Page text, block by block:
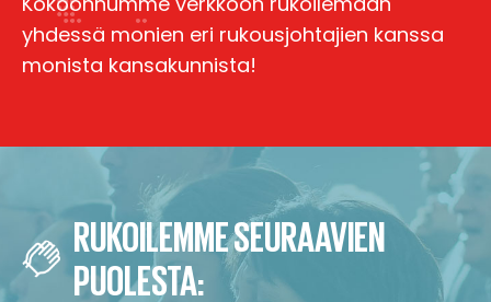
yhdessä monien eri rukousjohtajien kanssa
monista kansakunnista!
RUKOILEMME SEURAAVIEN
PUOLESTA: